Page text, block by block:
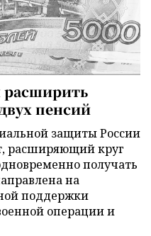
пенсий
защиты России
расширяющий круг
получать
на
поддержки
операции и